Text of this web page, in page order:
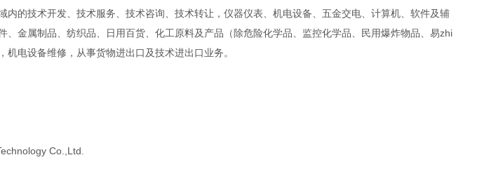
内的技术开发、技术服务、技术咨询、技术转让，仪器仪表、机电设备、五金交电、计算机、软件及辅
、金属制品、纺织品、日用百货、化工原料及产品（除危险化学品、监控化学品、民用爆炸物品、易zhi
电设备维修，从事货物进出口及技术进出口业务。
Co.,Ltd.